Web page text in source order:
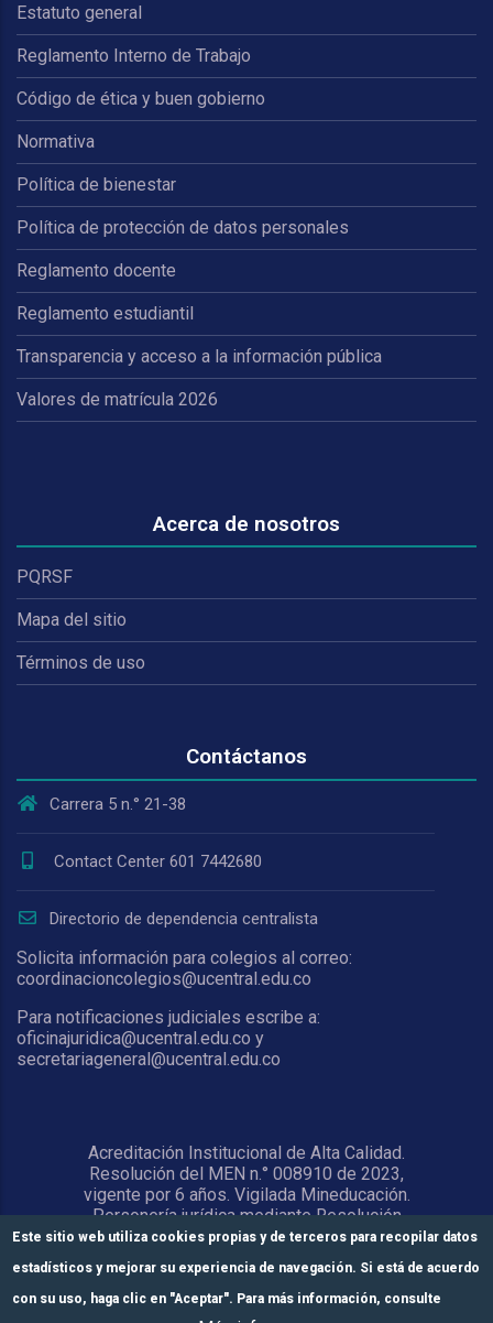
Estatuto general
Reglamento Interno de Trabajo
Código de ética y buen gobierno
Normativa
Política de bienestar
Política de protección de datos personales
Reglamento docente
Reglamento estudiantil
Transparencia y acceso a la información pública
Valores de matrícula 2026
Acerca de nosotros
PQRSF
Mapa del sitio
Términos de uso
Contáctanos
Carrera 5 n.° 21-38
Contact Center 601 7442680
Directorio de dependencia centralista
Solicita información para colegios al correo:
coordinacioncolegios@ucentral.edu.co
Para notificaciones judiciales escribe a:
oficinajuridica@ucentral.edu.co y
secretariageneral@ucentral.edu.co
Acreditación Institucional de Alta Calidad.
Resolución del MEN n.° 008910 de 2023,
vigente por 6 años. Vigilada Mineducación.
Personería jurídica mediante Resolución
1876 del 5 de junio de 1967. Reconocida
como Universidad por el Ministerio de
Educación Nacional mediante Resolución
15818 del 31 de octubre de 1978.
Este sitio web utiliza cookies propias y de terceros para recopilar datos
estadísticos y mejorar su experiencia de navegación. Si está de acuerdo
con su uso, haga clic en "Aceptar". Para más información, consulte